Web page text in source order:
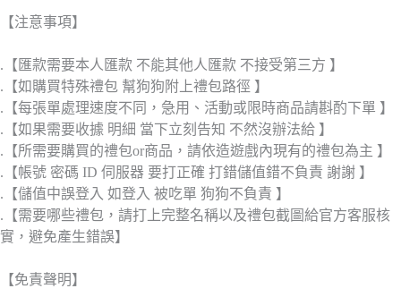
【注意事項】
.【匯款需要本人匯款 不能其他人匯款 不接受第三方 】
.【如購買特殊禮包 幫狗狗附上禮包路徑 】
.【每張單處理速度不同，急用、活動或限時商品請斟酌下單 】
.【如果需要收據 明細 當下立刻告知 不然沒辦法給 】
.【所需要購買的禮包or商品，請依造遊戲內現有的禮包為主 】
.【帳號 密碼 ID 伺服器 要打正確 打錯儲值錯不負責 謝謝 】
.【儲值中誤登入 如登入 被吃單 狗狗不負責 】
.【需要哪些禮包，請打上完整名稱以及禮包截圖給官方客服核
實，避免產生錯誤】
【免責聲明】